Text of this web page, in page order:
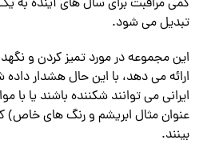
کمی مراقبت برای سال های آینده به
تبدیل می شود.
این مجموعه در مورد تمیز کردن و
ارائه می دهد، با این حال هشدار
ایرانی می توانند شکننده باشند یا
عنوان مثال ابریشم و رنگ های خاص)
بینند.